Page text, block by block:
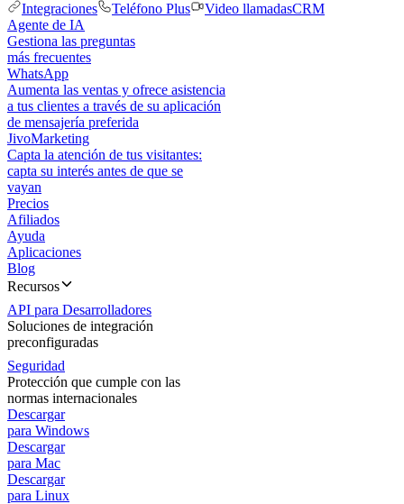
Integraciones
Teléfono Plus Video llamadasCRM
Agente de IA
Gestiona las preguntas
más frecuentes
WhatsApp
Aumenta las ventas y ofrece asistencia
a tus clientes a través de su aplicación
de mensajería preferida
JivoMarketing
Capta la atención de tus visitantes:
capta su interés antes de que se
vayan
Precios
Afiliados
Ayuda
Aplicaciones
Blog
Recursos
API para Desarrolladores
Soluciones de integración
preconfiguradas
Seguridad
Protección que cumple con las
normas internacionales
Descargar
para Windows
Descargar
para Mac
Descargar
para Linux